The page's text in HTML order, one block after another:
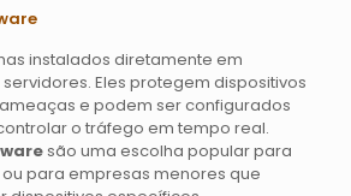
instalados diretamente em
Eles protegem dispositivos
e podem ser configurados
o tráfego em tempo real.
são uma escolha popular para
para empresas menores que